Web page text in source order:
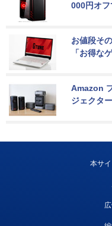
000円オフ
お値段そ
「お得な
Amazon
ジェクタ
本サ